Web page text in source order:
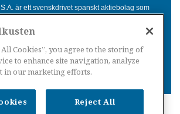
är ett svenskdrivet spanskt aktiebolag som
av hela Spanien, med bas på
för svenskar i Spanien.
Cookies”, you agree to the storing of
to enhance site navigation, analyze
in our marketing efforts.
Reject All